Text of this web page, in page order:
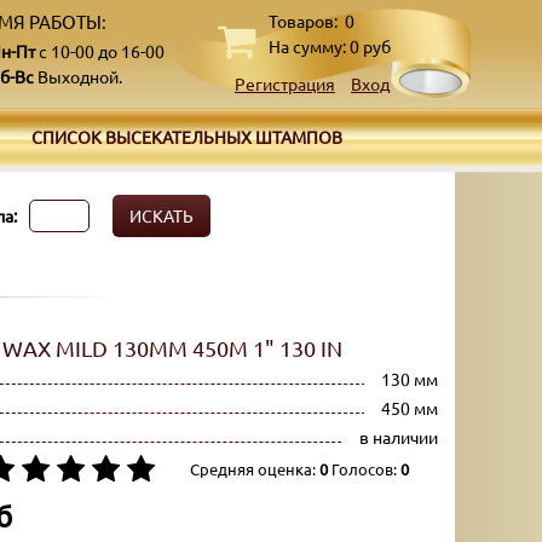
РАБОТЫ:
Птс 10-00 до 16-00
Вс Выходной.
Товаров:0
На сумму:0 руб
Регистрация
Вход
СПИСОК ВЫСЕКАТЕЛЬНЫХ ШТАМПОВ
ИСКАТЬ
MILD 130ММ 450М 1" 130 IN
130 мм
450 мм
в наличии
Средняя оценка:0Голосов:0